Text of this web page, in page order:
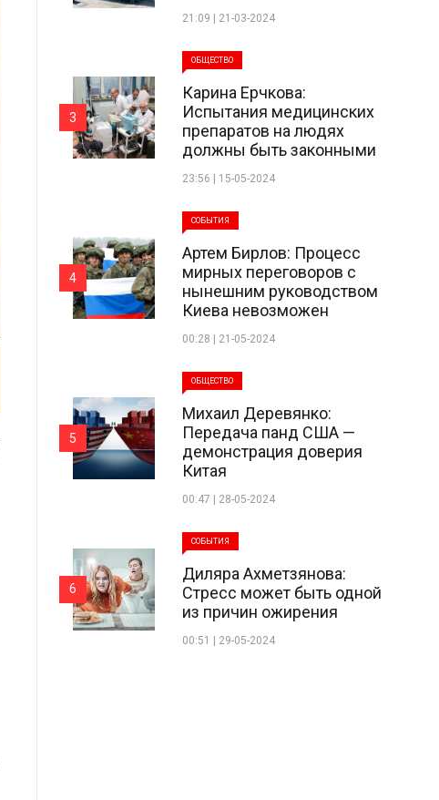
21:09 | 21-03-2024
ОБЩЕСТВО
Карина Ерчкова:
Испытания медицинских
препаратов на людях
должны быть законными
23:56 | 15-05-2024
3
СОБЫТИЯ
Артем Бирлов: Процесс
мирных переговоров с
нынешним руководством
Киева невозможен
00:28 | 21-05-2024
4
ОБЩЕСТВО
Михаил Деревянко:
Передача панд США —
демонстрация доверия
Китая
00:47 | 28-05-2024
5
СОБЫТИЯ
Диляра Ахметзянова:
Стресс может быть одной
из причин ожирения
00:51 | 29-05-2024
6